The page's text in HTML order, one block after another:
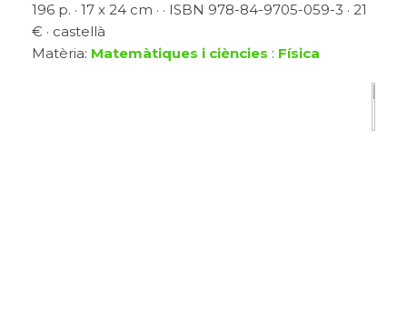
196 p. · 17 x 24 cm · · ISBN 978-84-9705-059-3 · 21
€ · castellà
Matèria: Matemàtiques i ciències : Física